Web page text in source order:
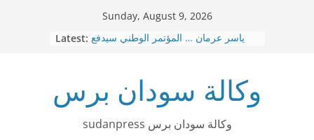
Sunday, August 9, 2026
Latest: ياسر عرمان … المؤتمر الوطني سيدفع
عاجل … نقل العاصمة الإدارية من
بورتسودان الي عطبرة
د. امين حسن عمر – الإسلاميون … لا توجد
صفقات
وكالة سودان برس
sudanpress وكالة سودان برس